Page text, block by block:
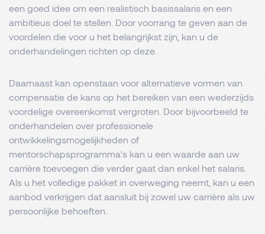
een goed idee om een realistisch basissalaris en een
ambitieus doel te stellen. Door voorrang te geven aan de
voordelen die voor u het belangrijkst zijn, kan u de
onderhandelingen richten op deze.
Daarnaast kan openstaan voor alternatieve vormen van
compensatie de kans op het bereiken van een wederzijds
voordelige overeenkomst vergroten. Door bijvoorbeeld te
onderhandelen over professionele
ontwikkelingsmogelijkheden of
mentorschapsprogramma's kan u een waarde aan uw
carrière toevoegen die verder gaat dan enkel het salaris.
Als u het volledige pakket in overweging neemt, kan u een
aanbod verkrijgen dat aansluit bij zowel uw carrière als uw
persoonlijke behoeften.